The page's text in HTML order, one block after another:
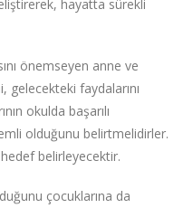
hayatta sürekli
önemseyen anne ve
faydalarını
okulda başarılı
olduğunu belirtmelidirler.
belirleyecektir.
çocuklarına da